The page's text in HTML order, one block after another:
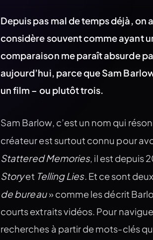
Depuis pas mal de temps déjà, on
considère souvent comme ayant
comparaison me paraît absurde
aujourd’hui, parce que Sam
un film – ou plutôt trois.
Sam Barlow, c’est un nom qui
créateur est surtout connu pour
Stattered Memories, il est depuis
Storyet Telling Lies. Et ce sont
de bureau» comme les décrit
courts extraits vidéos. Pour
recherches à partir de mots-clés